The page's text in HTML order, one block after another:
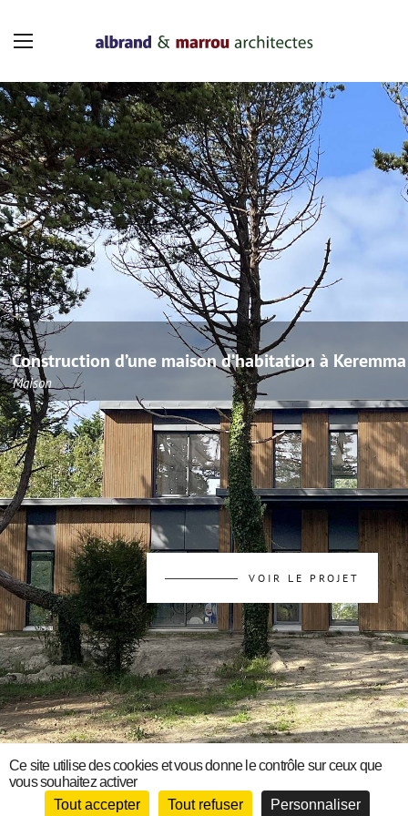
VOIR LE PROJET
Maison
Construction d’une maison d’habitation à Keremma
18, rue Georges Clemenceau 78000 Versailles
contact@am-architectes.fr
Ce site utilise des cookies et vous donne le contrôle sur ceux que
vous souhaitez activer
Tout accepter
Tout refuser Personnaliser